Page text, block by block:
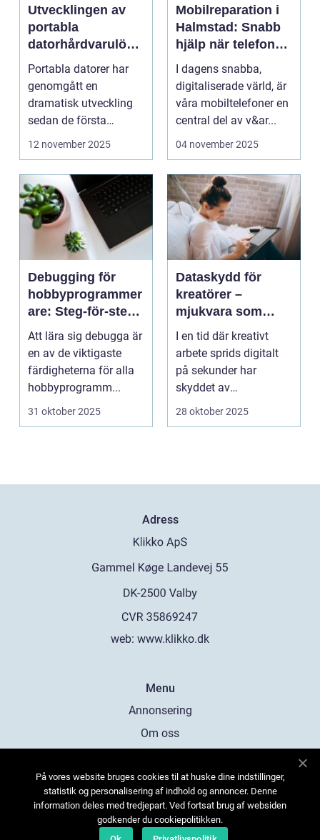
Utvecklingen av
portabla
datorhårdvarulösn
ingar
Portabla datorer har
genomgått en
dramatisk utveckling
sedan de första
bärbara model...
12 november 2025
Mobilreparation i
Halmstad: Snabb
hjälp när telefonen
gått sönder
I dagens snabba,
digitaliserade värld, är
våra mobiltelefoner en
central del av v&ar...
04 november 2025
Debugging för
hobbyprogrammer
are: Steg-för-steg-
metoder
Att lära sig debugga är
en av de viktigaste
färdigheterna för alla
hobbyprogramm...
31 oktober 2025
Dataskydd för
kreatörer –
mjukvara som
skyddar
intellektuellt
kapital
I en tid där kreativt
arbete sprids digitalt
på sekunder har
skyddet av
intellektuellt ka...
28 oktober 2025
Adress
web: www.klikko.dk
Menu
Annonsering
Om oss
Kontakta oss
Sitemap
På vores website bruges cookies til at huske dine indstillinger,
statistik og personalisering af indhold og annoncer. Denne
information deles med tredjepart. Ved fortsat brug af websiden
godkender du cookiepolitikken.